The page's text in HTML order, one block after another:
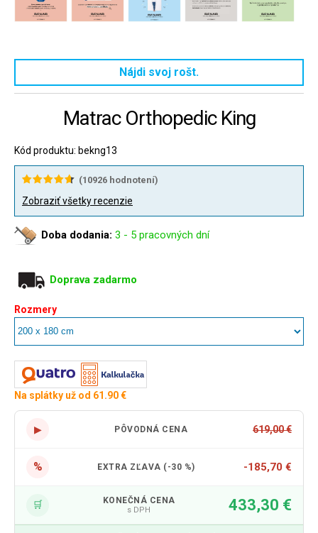
Nájdi svoj rošt.
Matrac Orthopedic King
Kód produktu: bekng13
(10926 hodnotení)
Zobraziť všetky recenzie
Doba dodania: 3 - 5 pracovných dní
Doprava zadarmo
Rozmery
Na splátky už od 61.90 €
▶ PÔVODNÁ CENA 619,00 €
% EXTRA ZĽAVA (-30 %) -185,70 €
🛒 KONEČNÁ CENA
s DPH 433,30 €